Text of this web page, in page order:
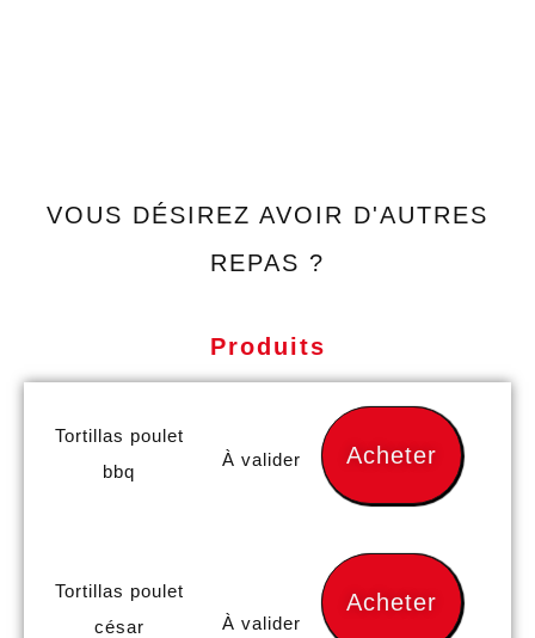
VOUS DÉSIREZ AVOIR D'AUTRES
REPAS ?
Produits
Tortillas poulet
bbq
Tortillas poulet
césar
À valider
À valider
Acheter
Acheter